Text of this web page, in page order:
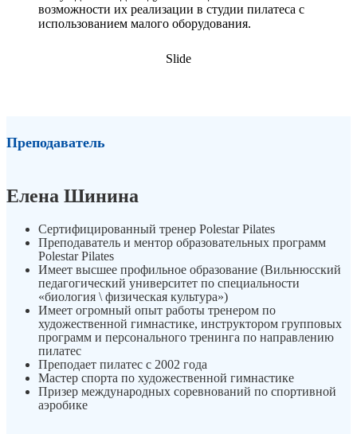
возможности их реализации в студии пилатеса с
использованием малого оборудования.
Slide
Преподаватель
Елена Шинина
Cертифицированный тренер Polestar Pilates
Преподаватель и ментор образовательных программ
Polestar Pilates
Имеет высшее профильное образование (Вильнюсский
педагогический университет по специальности
«биология \ физическая культура»)
Имеет огромный опыт работы тренером по
художественной гимнастике, инструктором групповых
программ и персонального тренинга по направлению
пилатес
Преподает пилатес с 2002 года
Мастер спорта по художественной гимнастике
Призер международных соревнований по спортивной
аэробике